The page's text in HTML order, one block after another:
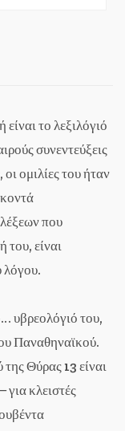
το λεξιλόγιό
συνεντεύξεις
ομιλίες του ήταν
που
του, είναι
λόγου.
υβρεολόγιό του,
Παναθηναϊκού.
Θύρας 13 είναι
κλειστές